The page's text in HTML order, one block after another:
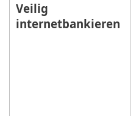
Veilig
internetbankieren